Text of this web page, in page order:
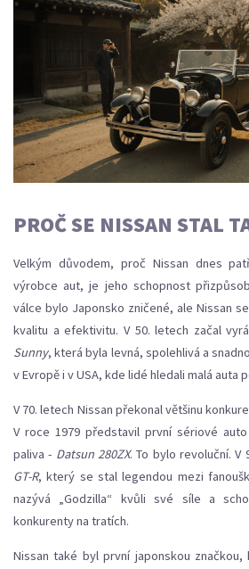
PROČ SE NISSAN STAL
Velkým důvodem, proč Nissan dnes
výrobce aut, je jeho schopnost
válce bylo Japonsko zničené, ale Nissan
kvalitu a efektivitu. V 50. letech začal
Sunny, která byla levná, spolehlivá a
v Evropě i v USA, kde lidé hledali malá auta
V 70. letech Nissan překonal většinu
V roce 1979 představil první sériové
paliva - Datsun 280ZX. To bylo revoluční. V
GT-R, který se stal legendou mezi
nazývá „Godzilla“ kvůli své síle a
konkurenty na tratích.
Nissan také byl první japonskou